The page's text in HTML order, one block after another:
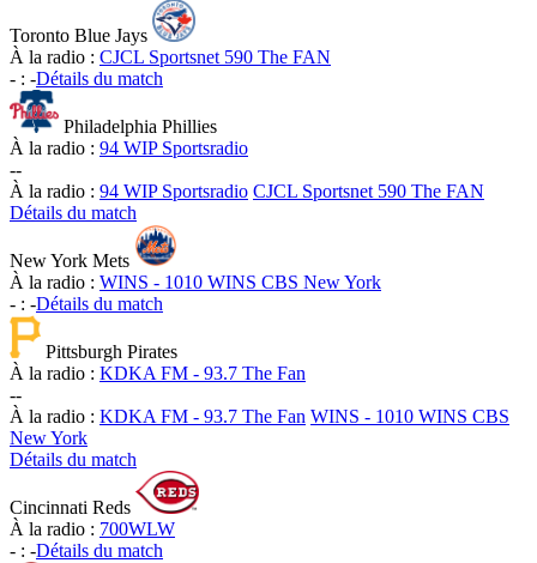
Toronto Blue Jays
À la radio : CJCL Sportsnet 590 The FAN
- : -Détails du match
Philadelphia Phillies
À la radio : 94 WIP Sportsradio
--
À la radio : 94 WIP Sportsradio CJCL Sportsnet 590 The FAN
Détails du match
New York Mets
À la radio : WINS - 1010 WINS CBS New York
- : -Détails du match
Pittsburgh Pirates
À la radio : KDKA FM - 93.7 The Fan
--
À la radio : KDKA FM - 93.7 The Fan WINS - 1010 WINS CBS
New York
Détails du match
Cincinnati Reds
À la radio : 700WLW
- : -Détails du match